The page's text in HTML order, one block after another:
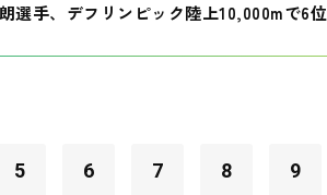
選手、デフリンピック陸上10,000mで6位
5 6 7 8 9